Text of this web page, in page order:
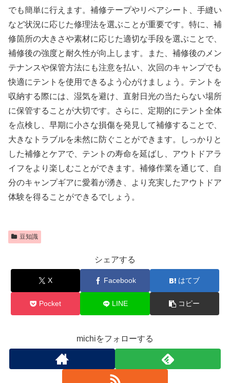
でも簡単に行えます。補修テープやリペアシート、手縫い
など状況に応じた修理法を選ぶことが重要です。特に、補
修箇所の大きさや素材に応じた適切な手段を選ぶことで、
補修後の強度と耐久性が向上します。また、補修後のメン
テナンスや保管方法にも注意を払い、次回のキャンプでも
快適にテントを使用できるよう心がけましょう。テントを
収納する際には、湿気を避け、直射日光の当たらない場所
に保管することが大切です。さらに、定期的にテント全体
を点検し、早期に小さな損傷を発見して補修することで、
大きなトラブルを未然に防ぐことができます。しっかりと
した補修とケアで、テントの寿命を延ばし、アウトドアラ
イフをより楽しむことができます。補修作業を通じて、自
分のキャンプギアに愛着が湧き、より充実したアウトドア
体験を得ることができるでしょう。
豆知識
シェアする
X Facebook はてブ
Pocket LINE コピー
michiをフォローする